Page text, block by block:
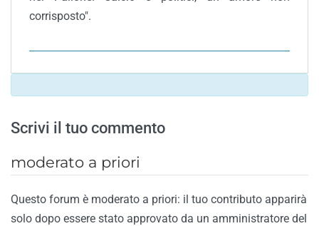
corrisposto".
Scrivi il tuo commento
moderato a priori
Questo forum è moderato a priori: il tuo contributo apparirà
solo dopo essere stato approvato da un amministratore del